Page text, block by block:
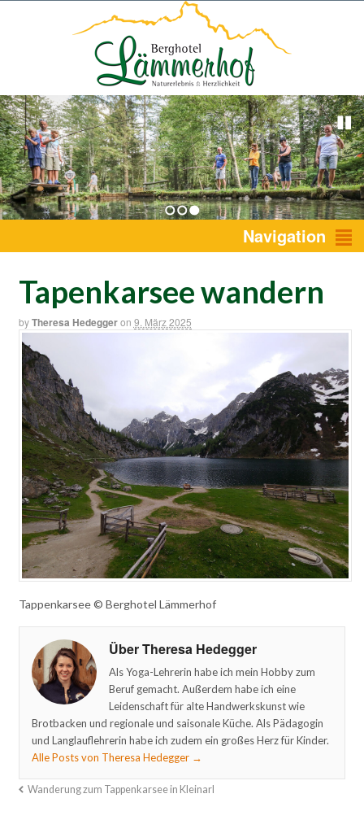
1 2 3 Navigation
Tapenkarsee wandern
byTheresa Hedeggeron 9. März 2025
Tappenkarsee © Berghotel Lämmerhof
Über Theresa Hedegger
Als Yoga-Lehrerin habe ich mein Hobby zum
Beruf gemacht. Außerdem habe ich eine
Leidenschaft für alte Handwerkskunst wie
Brotbacken und regionale und saisonale Küche. Als Pädagogin
und Langlauflehrerin habe ich zudem ein großes Herz für Kinder.
Alle Posts von Theresa Hedegger →
Wanderung zum Tappenkarsee in Kleinarl